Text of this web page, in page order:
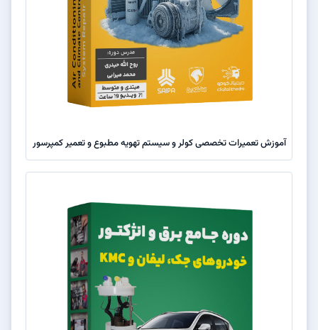
آموزش تعمیرات تخصصی کولر و سیستم تهویه مطبوع و تعمیر کمپرسور